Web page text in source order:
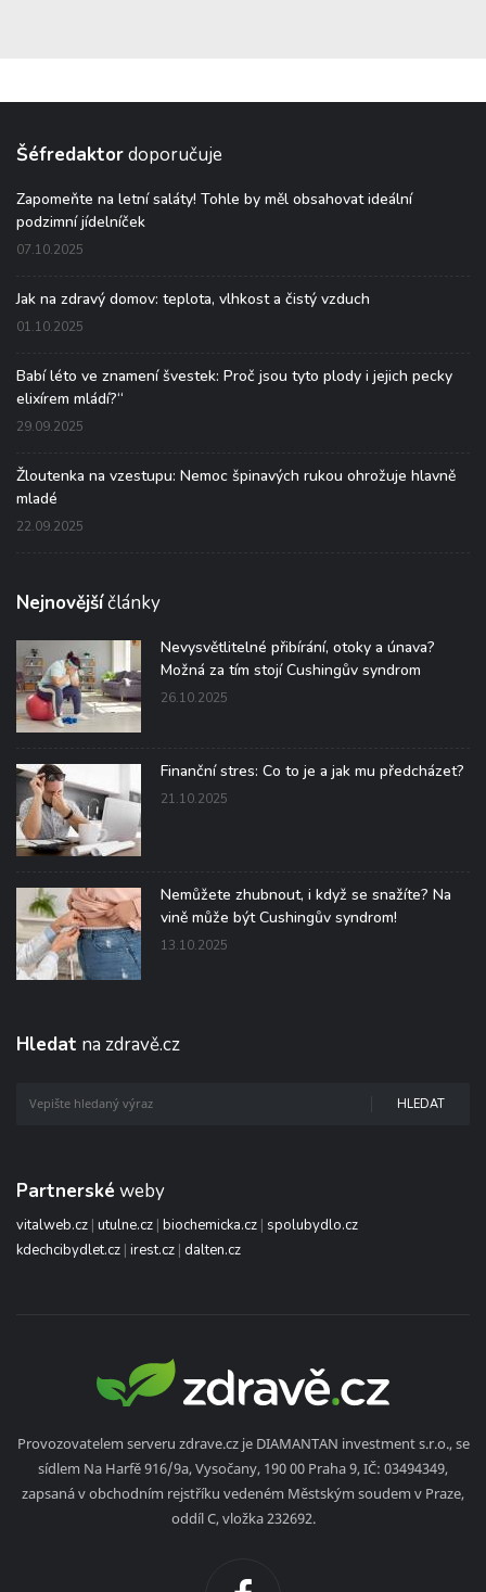
Šéfredaktordoporučuje
Zapomeňte na letní saláty! Tohle by měl obsahovat ideální
podzimní jídelníček
07.10.2025
Jak na zdravý domov: teplota, vlhkost a čistý vzduch
01.10.2025
Babí léto ve znamení švestek: Proč jsou tyto plody i jejich pecky
elixírem mládí?“
29.09.2025
Žloutenka na vzestupu: Nemoc špinavých rukou ohrožuje hlavně
mladé
22.09.2025
Nejnovějšíčlánky
Nevysvětlitelné přibírání, otoky a únava?
Možná za tím stojí Cushingův syndrom
26.10.2025
Finanční stres: Co to je a jak mu předcházet?
21.10.2025
Nemůžete zhubnout, i když se snažíte? Na
vině může být Cushingův syndrom!
13.10.2025
Hledat na zdravě.cz
HLEDAT
Partnerské weby
vitalweb.cz | utulne.cz | biochemicka.cz | spolubydlo.cz
kdechcibydlet.cz | irest.cz | dalten.cz
Provozovatelem serveru zdrave.cz je DIAMANTAN investment s.r.o., se
sídlem Na Harfě 916/9a, Vysočany, 190 00 Praha 9, IČ: 03494349,
zapsaná v obchodním rejstříku vedeném Městským soudem v Praze,
oddíl C, vložka 232692.